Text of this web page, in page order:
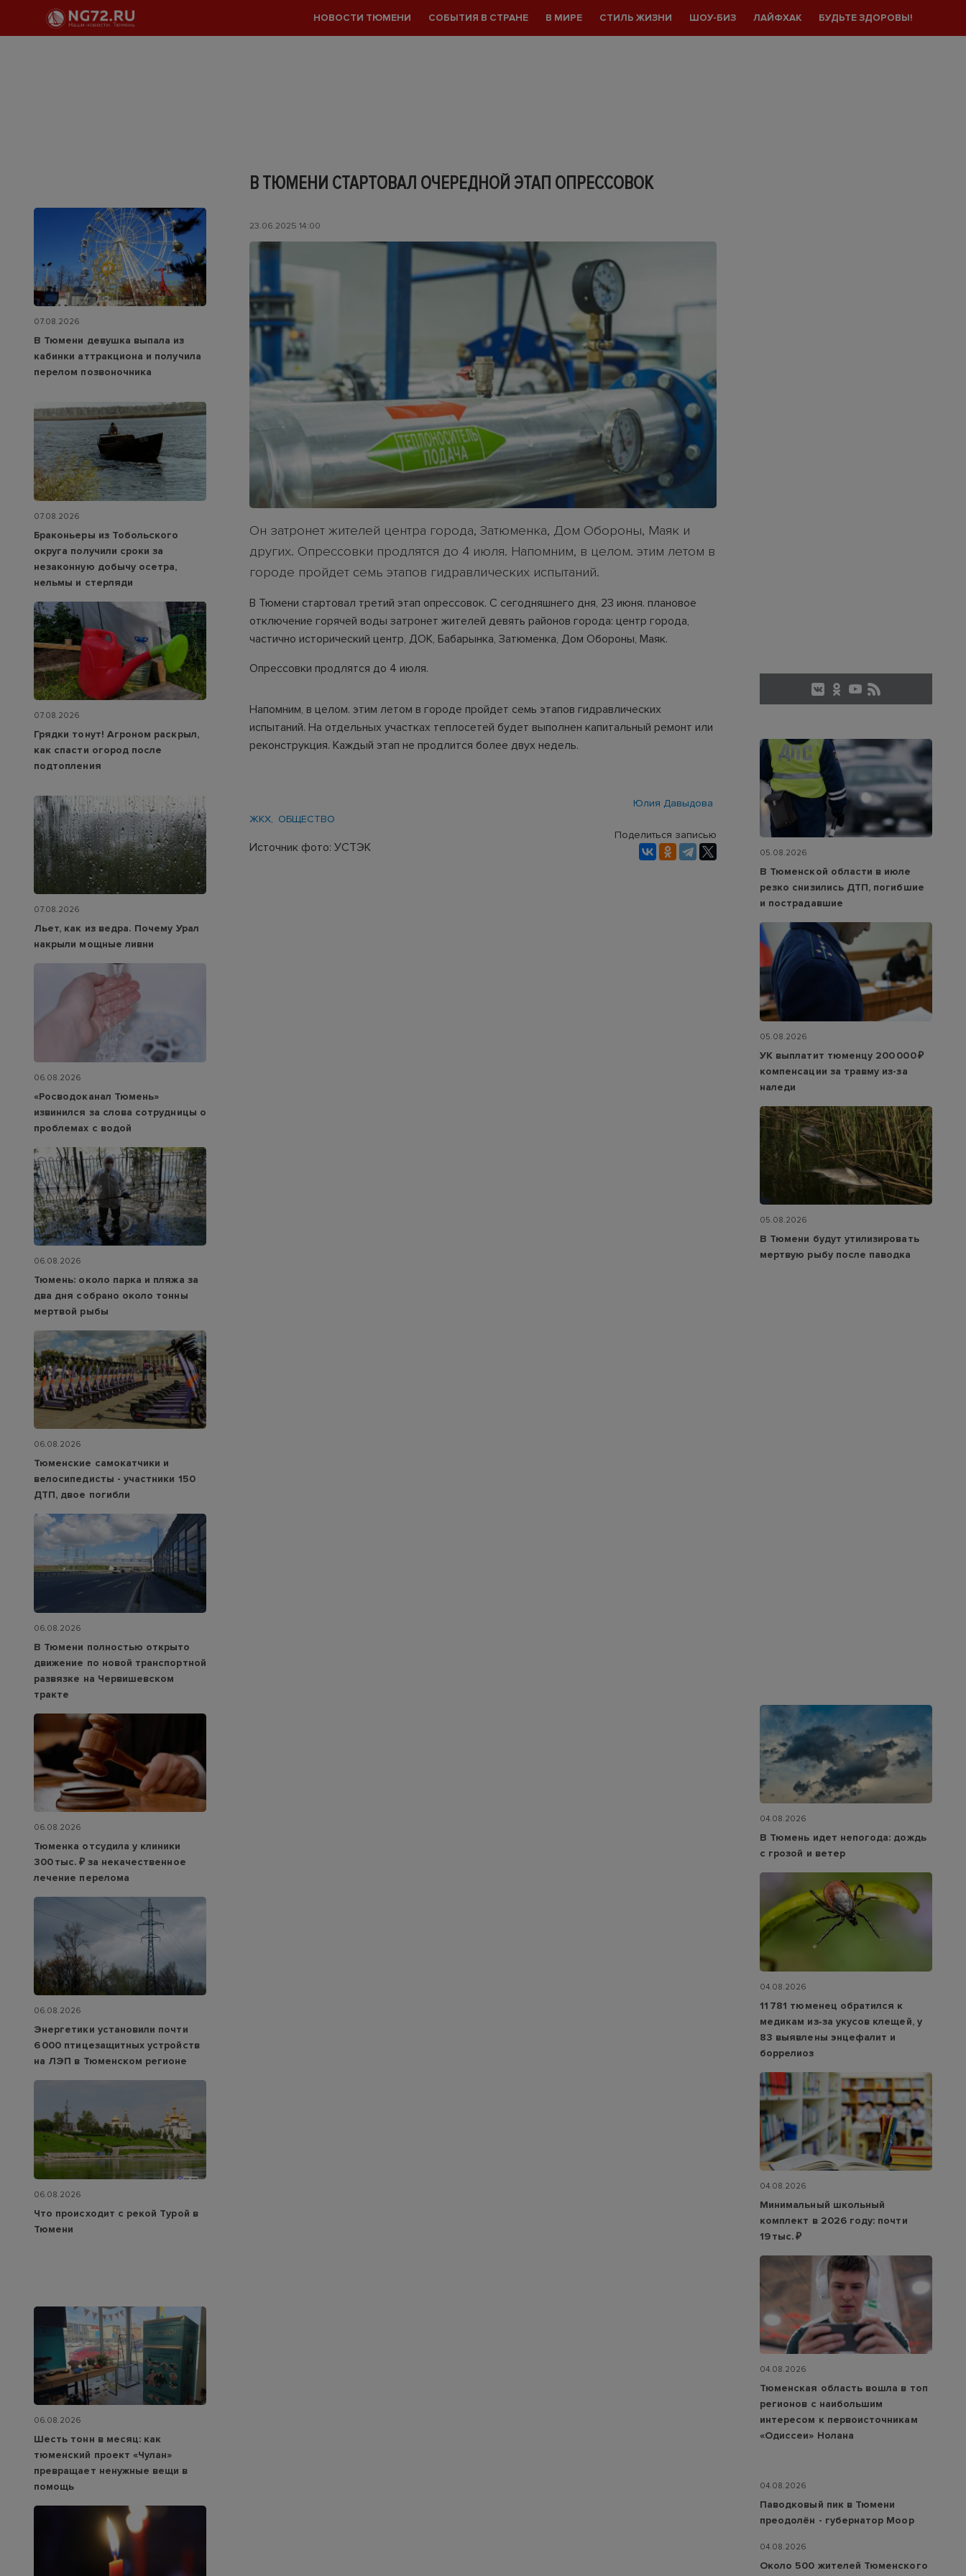
НОВОСТИ ТЮМЕНИ СОБЫТИЯ В СТРАНЕ В МИРЕ СТИЛЬ ЖИЗНИ ШОУ-БИЗ ЛАЙФХАК БУДЬТЕ ЗДОРОВЫ!
В ТЮМЕНИ СТАРТОВАЛ ОЧЕРЕДНОЙ ЭТАП ОПРЕССОВОК
23.06.2025 14:00
Он затронет жителей центра города, Затюменка, Дом Обороны, Маяк и
других. Опрессовки продлятся до 4 июля. Напомним, в целом. этим летом в
городе пройдет семь этапов гидравлических испытаний.
В Тюмени стартовал третий этап опрессовок. С сегодняшнего дня, 23 июня. плановое
отключение горячей воды затронет жителей девять районов города: центр города,
частично исторический центр, ДОК, Бабарынка, Затюменка, Дом Обороны, Маяк.
Опрессовки продлятся до 4 июля.
Напомним, в целом. этим летом в городе пройдет семь этапов гидравлических
испытаний. На отдельных участках теплосетей будет выполнен капитальный ремонт или
реконструкция. Каждый этап не продлится более двух недель.
Юлия Давыдова
ЖКХ
ОБЩЕСТВО
Источник фото: УСТЭК
Поделиться записью
07.08.2026
В Тюмени девушка выпала из
кабинки аттракциона и получила
перелом позвоночника
07.08.2026
Браконьеры из Тобольского
округа получили сроки за
незаконную добычу осетра,
нельмы и стерляди
07.08.2026
Грядки тонут! Агроном раскрыл,
как спасти огород после
подтопления
07.08.2026
Льет, как из ведра. Почему Урал
накрыли мощные ливни
06.08.2026
«Росводоканал Тюмень»
извинился за слова сотрудницы о
проблемах с водой
06.08.2026
Тюмень: около парка и пляжа за
два дня собрано около тонны
мертвой рыбы
06.08.2026
Тюменские самокатчики и
велосипедисты - участники 150
ДТП, двое погибли
06.08.2026
В Тюмени полностью открыто
движение по новой транспортной
развязке на Червишевском
тракте
06.08.2026
Тюменка отсудила у клиники
300 тыс. ₽ за некачественное
лечение перелома
06.08.2026
Энергетики установили почти
6 000 птицезащитных устройств
на ЛЭП в Тюменском регионе
06.08.2026
Что происходит с рекой Турой в
Тюмени
06.08.2026
Шесть тонн в месяц: как
тюменский проект «Чулан»
превращает ненужные вещи в
помощь
05.08.2026
В Тюменской области в июле
резко снизились ДТП, погибшие
и пострадавшие
05.08.2026
УК выплатит тюменцу 200 000 ₽
компенсации за травму из-за
наледи
05.08.2026
В Тюмени будут утилизировать
мертвую рыбу после паводка
04.08.2026
В Тюмень идет непогода: дождь
с грозой и ветер
04.08.2026
11 781 тюменец обратился к
медикам из‑за укусов клещей, у
83 выявлены энцефалит и
боррелиоз
04.08.2026
Минимальный школьный
комплект в 2026 году: почти
19 тыс. ₽
04.08.2026
Тюменская область вошла в топ
регионов с наибольшим
интересом к первоисточникам
«Одиссеи» Нолана
04.08.2026
Паводковый пик в Тюмени
преодолён - губернатор Моор
04.08.2026
Около 500 жителей Тюменского